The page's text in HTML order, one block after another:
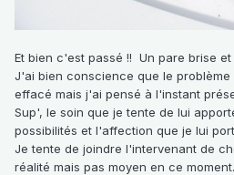
Et bien c'est passé !! Un pare brise
J'ai bien conscience que le
effacé mais j'ai pensé à l'instant
Sup', le soin que je tente de lui
possibilités et l'affection que je lui
Je tente de joindre l'intervenant de
réalité mais pas moyen en ce moment.